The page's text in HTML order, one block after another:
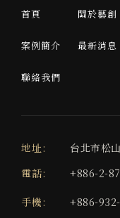
首頁 關於藝創
案例簡介 最新消息
聯絡我們
地址:
台北市松
電話:
+886-2-
手機: +886-